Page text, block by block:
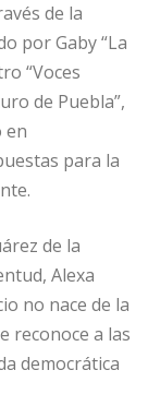
de la
por Gaby “La
“Voces
de Puebla”,
en
para la
de la
Alexa
no nace de la
reconoce a las
democrática